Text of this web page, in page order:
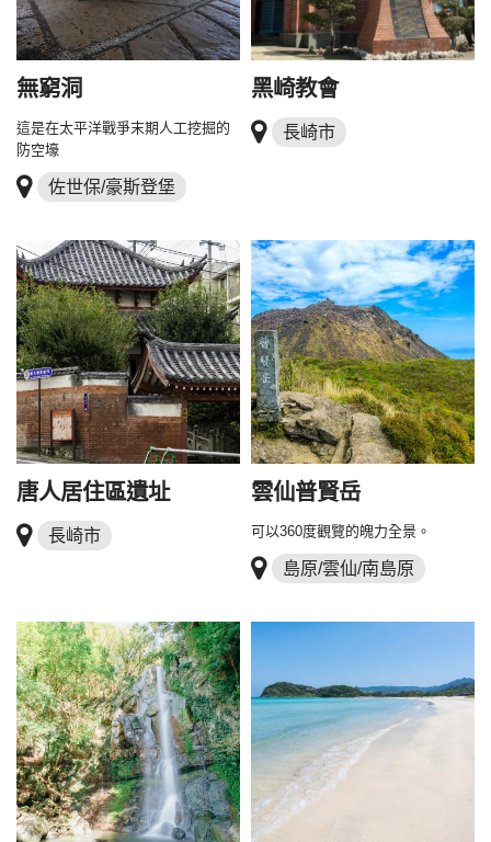
無窮洞
這是在太平洋戰爭末期人工挖掘的
防空壕
佐世保/豪斯登堡
黑崎教會
長崎市
唐人居住區遺址
長崎市
雲仙普賢岳
可以360度觀覽的魄力全景。
島原/雲仙/南島原